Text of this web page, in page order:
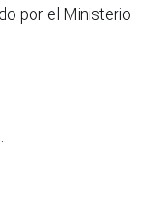
por el Ministerio